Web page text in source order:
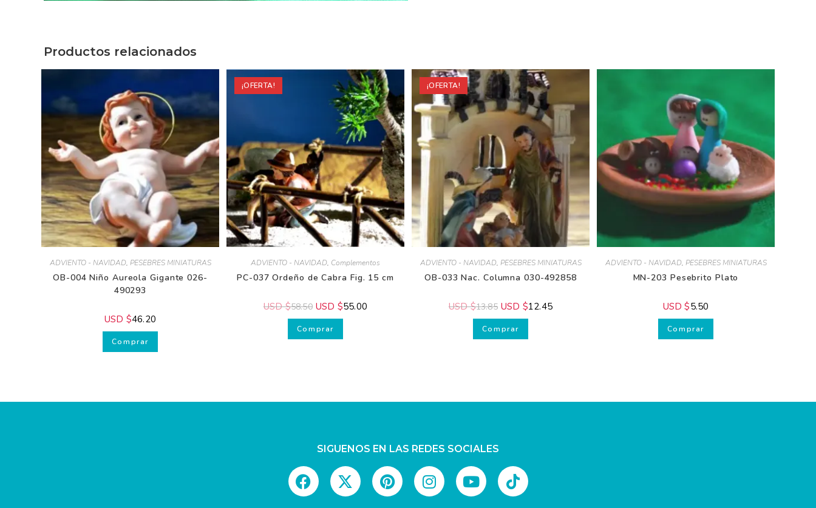
Productos relacionados
ADVIENTO - NAVIDAD,PESEBRES MINIATURAS
OB-004 Niño Aureola Gigante 026-
490293
USD $46.20
Comprar
¡OFERTA!
ADVIENTO - NAVIDAD,Complementos
PC-037 Ordeño de Cabra Fig. 15 cm
USD $58.50 USD $55.00
Comprar
¡OFERTA!
ADVIENTO - NAVIDAD,PESEBRES MINIATURAS
OB-033 Nac. Columna 030-492858
USD $13.85 USD $12.45
Comprar
ADVIENTO - NAVIDAD,PESEBRES MINIATURAS
MN-203 Pesebrito Plato
USD $5.50
Comprar
SIGUENOS EN LAS REDES SOCIALES
Recibe GRATIS nuestros consejos.